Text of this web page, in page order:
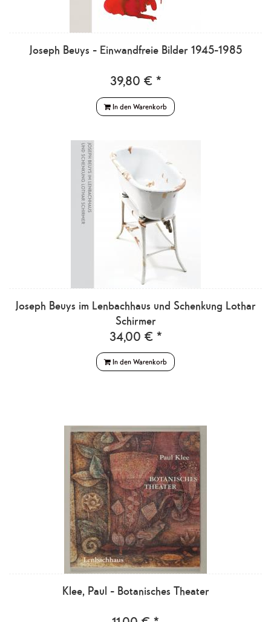
Joseph Beuys - Einwandfreie Bilder 1945-1985
39,80 € *
In den Warenkorb
Joseph Beuys im Lenbachhaus und Schenkung Lothar
Schirmer
34,00 € *
In den Warenkorb
Klee, Paul - Botanisches Theater